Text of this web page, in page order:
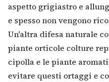
aspetto grigiastro e
e spesso non vengono
Un'altra difesa naturale
piante orticole colture
cipolla e le piante
evitare questi ortaggi e